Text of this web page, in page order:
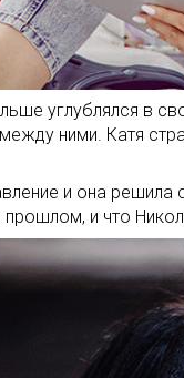
углублялся в
ними. Катя
и она
и что